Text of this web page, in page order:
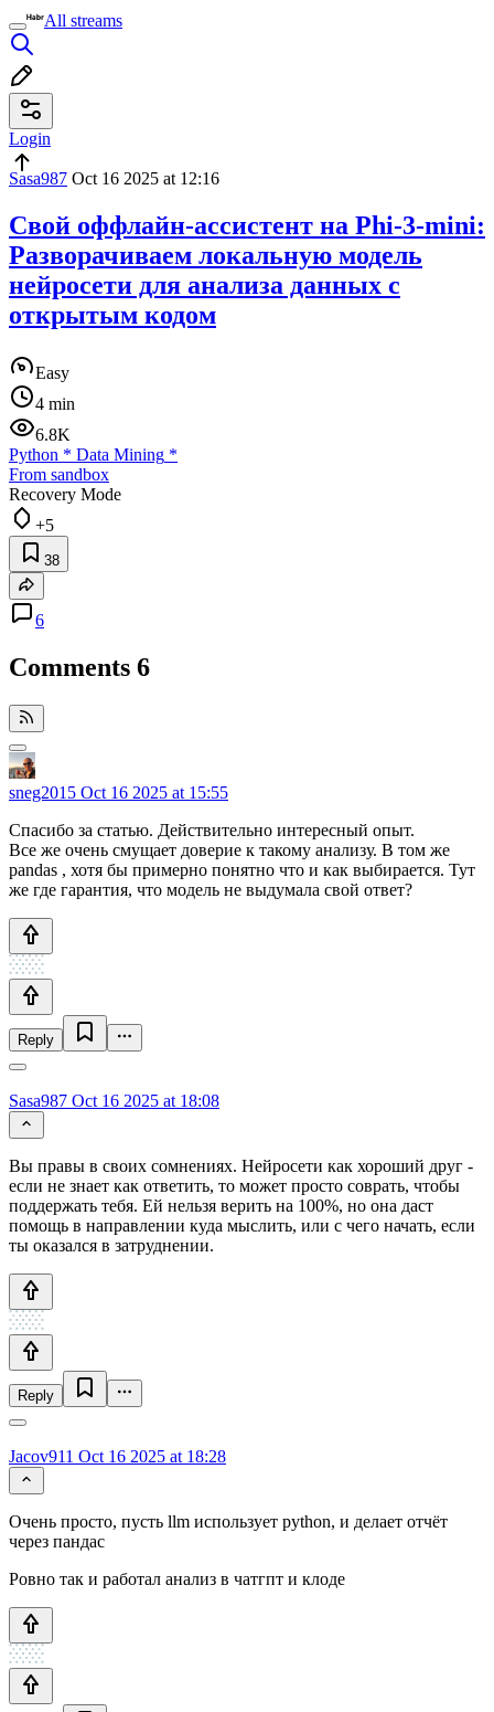
All streams
Login
Sasa987 Oct 16 2025 at 12:16
Свой оффлайн-ассистент на Phi-3-mini:
Разворачиваем локальную модель
нейросети для анализа данных с
открытым кодом
Easy
4 min
6.8K
Python * Data Mining *
From sandbox
Recovery Mode
+5
38
6
Comments 6
sneg2015 Oct 16 2025 at 15:55
Спасибо за статью. Действительно интересный опыт.
Все же очень смущает доверие к такому анализу. В том же
pandas , хотя бы примерно понятно что и как выбирается. Тут
же где гарантия, что модель не выдумала свой ответ?
Reply
Sasa987 Oct 16 2025 at 18:08
Вы правы в своих сомнениях. Нейросети как хороший друг -
если не знает как ответить, то может просто соврать, чтобы
поддержать тебя. Ей нельзя верить на 100%, но она даст
помощь в направлении куда мыслить, или с чего начать, если
ты оказался в затруднении.
Reply
Jacov911 Oct 16 2025 at 18:28
Очень просто, пусть llm использует python, и делает отчёт
через пандас
Ровно так и работал анализ в чатгпт и клоде